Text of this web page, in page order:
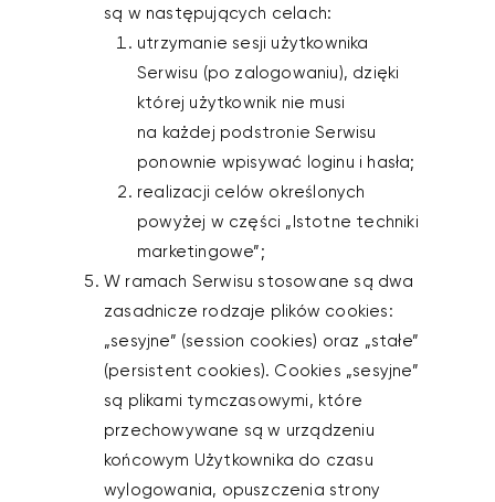
są w następujących celach:
utrzymanie sesji użytkownika
Serwisu (po zalogowaniu), dzięki
której użytkownik nie musi
na każdej podstronie Serwisu
ponownie wpisywać loginu i hasła;
realizacji celów określonych
powyżej w części „Istotne techniki
marketingowe”;
W ramach Serwisu stosowane są dwa
zasadnicze rodzaje plików cookies:
„sesyjne” (session cookies) oraz „stałe”
(persistent cookies). Cookies „sesyjne”
są plikami tymczasowymi, które
przechowywane są w urządzeniu
końcowym Użytkownika do czasu
wylogowania, opuszczenia strony